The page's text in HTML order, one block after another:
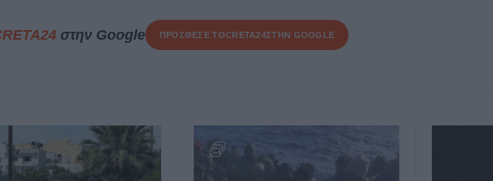
στην Google ΠΡΟΣΘΕΣΕ ΤΟCRETA24ΣΤΗΝ GOOGLE